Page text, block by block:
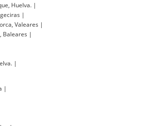
Huelva. |
|
Valeares |
Baleares |
|
|